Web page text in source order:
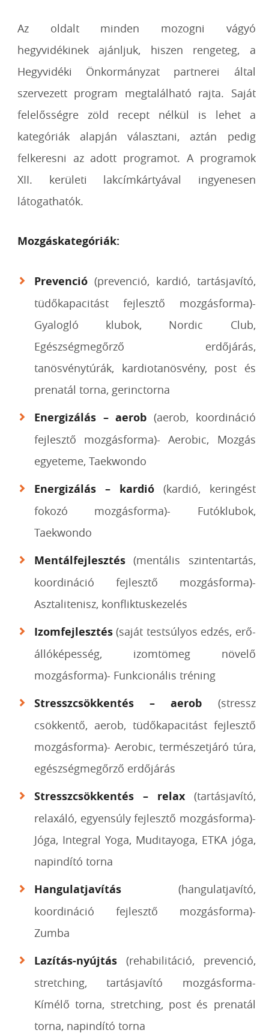
Az oldalt minden mozogni vágyó
hegyvidékinek ajánljuk, hiszen rengeteg, a
Hegyvidéki Önkormányzat partnerei által
szervezett program megtalálható rajta. Saját
felelősségre zöld recept nélkül is lehet a
kategóriák alapján választani, aztán pedig
felkeresni az adott programot. A programok
XII. kerületi lakcímkártyával ingyenesen
látogathatók.
Mozgáskategóriák:
Prevenció (prevenció, kardió, tartásjavító,
tüdőkapacitást fejlesztő mozgásforma)-
Gyalogló klubok, Nordic Club,
Egészségmegőrző erdőjárás,
tanösvénytúrák, kardiotanösvény, post és
prenatál torna, gerinctorna
Energizálás – aerob (aerob, koordináció
fejlesztő mozgásforma)- Aerobic, Mozgás
egyeteme, Taekwondo
Energizálás – kardió(kardió, keringést
fokozó mozgásforma)- Futóklubok,
Taekwondo
Mentálfejlesztés (mentális szintentartás,
koordináció fejlesztő mozgásforma)-
Asztalitenisz, konfliktuskezelés
Izomfejlesztés (saját testsúlyos edzés, erő-
állóképesség, izomtömeg növelő
mozgásforma)- Funkcionális tréning
Stresszcsökkentés – aerob (stressz
csökkentő, aerob, tüdőkapacitást fejlesztő
mozgásforma)- Aerobic, természetjáró túra,
egészségmegőrző erdőjárás
Stresszcsökkentés – relax(tartásjavító,
relaxáló, egyensúly fejlesztő mozgásforma)-
Jóga, Integral Yoga, Muditayoga, ETKA jóga,
napindító torna
Hangulatjavítás (hangulatjavító,
koordináció fejlesztő mozgásforma)-
Zumba
Lazítás-nyújtás (rehabilitáció, prevenció,
stretching, tartásjavító mozgásforma-
Kímélő torna, stretching, post és prenatál
torna, napindító torna